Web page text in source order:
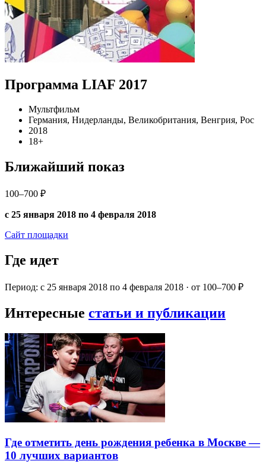
Программа LIAF 2017
Мультфильм
Германия, Нидерланды, Великобритания, Венгрия, Рос
2018
18+
Ближайший показ
100–700 ₽
с 25 января 2018 по 4 февраля 2018
Сайт площадки
Где идет
Период: с 25 января 2018 по 4 февраля 2018 · от 100–700 ₽
Интересные статьи и публикации
Где отметить день рождения ребенка в Москве —
10 лучших вариантов